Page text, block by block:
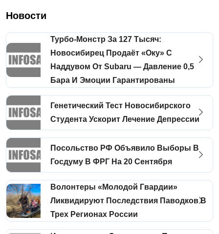
Новости
Турбо-Монстр За 127 Тысяч:
Новосибирец Продаёт «Оку» С
Наддувом От Subaru — Давление 0,5
Бара И Эмоции Гарантированы
Генетический Тест Новосибирского
Студента Ускорит Лечение Депрессии
Посольство РФ Объявило Выборы В
Госдуму В ФРГ На 20 Сентября
Волонтеры «Молодой Гвардии»
Ликвидируют Последствия Паводков В
Трех Регионах России